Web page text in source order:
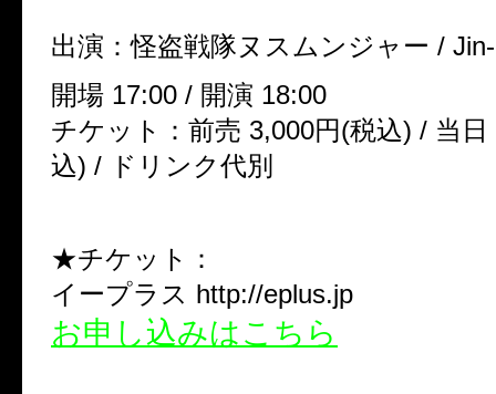
出演：怪盗戦隊ヌスムンジャー /
開場 17:00 / 開演 18:00
チケット：前売 3,000円(税込) / 当日
込) / ドリンク代別
★チケット：
イープラス http://eplus.jp
お申し込みはこちら